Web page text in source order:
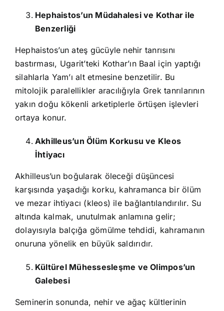
Hephaistos’un Müdahalesi ve Kothar ile
Benzerliği
Hephaistos’un ateş gücüyle nehir tanrısını
bastırması, Ugarit’teki Kothar’ın Baal için yaptığı
silahlarla Yam’ı alt etmesine benzetilir. Bu
mitolojik paralellikler aracılığıyla Grek tanrılarının
yakın doğu kökenli arketiplerle örtüşen işlevleri
ortaya konur.
Akhilleus’un Ölüm Korkusu ve Kleos
İhtiyacı
Akhilleus’un boğularak öleceği düşüncesi
karşısında yaşadığı korku, kahramanca bir ölüm
ve mezar ihtiyacı (kleos) ile bağlantılandırılır. Su
altında kalmak, unutulmak anlamına gelir;
dolayısıyla balçığa gömülme tehdidi, kahramanın
onuruna yönelik en büyük saldırıdır.
Kültürel Mühessesleşme ve Olimpos’un
Galebesi
Seminerin sonunda, nehir ve ağaç kültlerinin